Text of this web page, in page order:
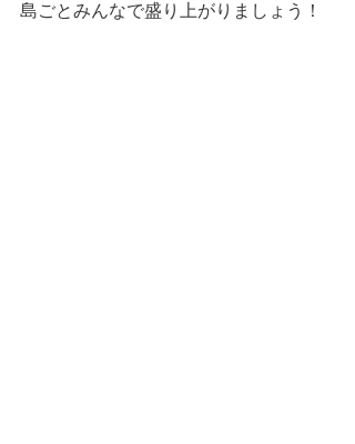
島ごとみんなで盛り上がりましょう！